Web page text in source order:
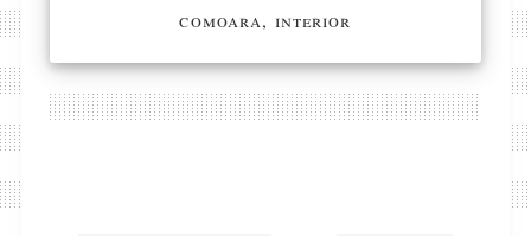
comoara, interior